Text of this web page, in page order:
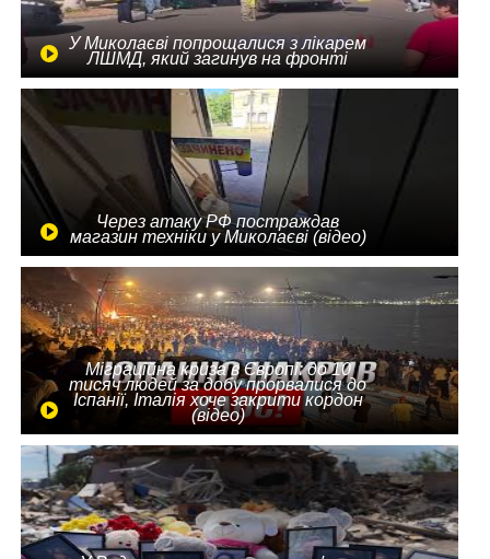
У Миколаєві попрощалися з лікарем
ЛШМД, який загинув на фронті
Через атаку РФ постраждав
магазин техніки у Миколаєві (відео)
Міграційна криза в Європі: до 10
тисяч людей за добу прорвалися до
Іспанії, Італія хоче закрити кордон
(відео)